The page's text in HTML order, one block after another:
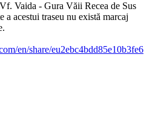
Vaida - Gura Văii Recea de Sus
a acestui traseu nu există marcaj
en/share/eu2ebc4bdd85e10b3fe6